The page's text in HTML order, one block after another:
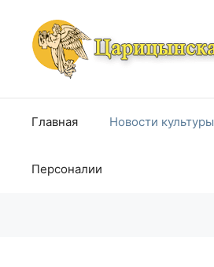
содержимому
Главная Новости культуры
Персоналии